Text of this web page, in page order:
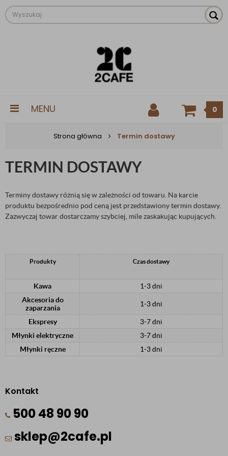
MENU 0
Strona główna Termin dostawy
TERMIN DOSTAWY
Terminy dostawy różnią się w zależności od towaru. Na karcie
produktu bezpośrednio pod ceną jest przedstawiony termin dostawy.
Zazwyczaj towar dostarczamy szybciej, mile zaskakując kupujących.
Produkty Czas dostawy
Kawa
1-3 dni
Akcesoria do
zaparzania
1-3 dni
Ekspresy
3-7 dni
Młynki elektryczne
3-7 dni
Młynki ręczne
1-3 dni
Kontakt
500 48 90 90
sklep@2cafe.pl